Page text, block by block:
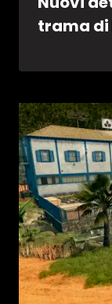
trama di